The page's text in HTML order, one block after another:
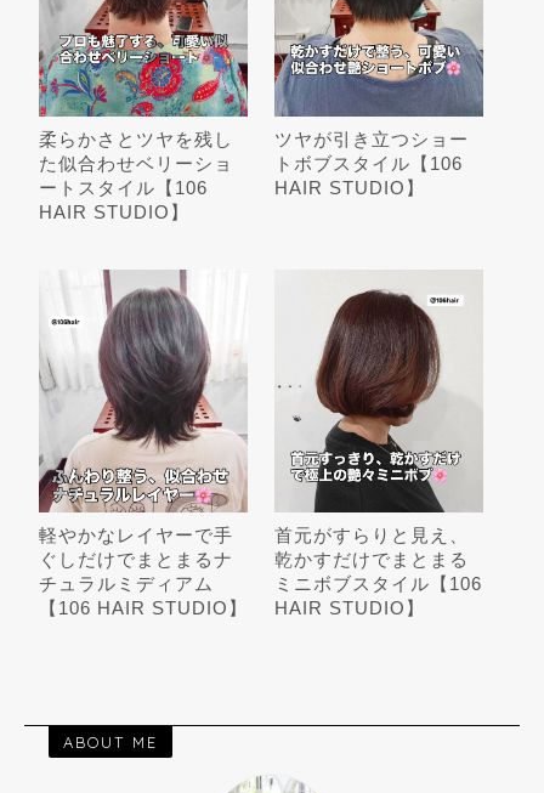
柔らかさとツヤを残し
た似合わせベリーショ
ートスタイル【106
HAIR STUDIO】
ツヤが引き立つショー
トボブスタイル【106
HAIR STUDIO】
軽やかなレイヤーで手
ぐしだけでまとまるナ
チュラルミディアム
【106 HAIR STUDIO】
首元がすらりと見え、
乾かすだけでまとまる
ミニボブスタイル【106
HAIR STUDIO】
ABOUT ME